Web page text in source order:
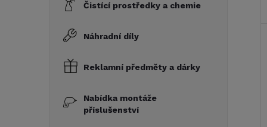
Čistící prostředky a chemie
Náhradní díly
Reklamní předměty a dárky
Nabídka montáže
příslušenství